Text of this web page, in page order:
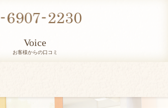
Voice
お客様からの口コミ